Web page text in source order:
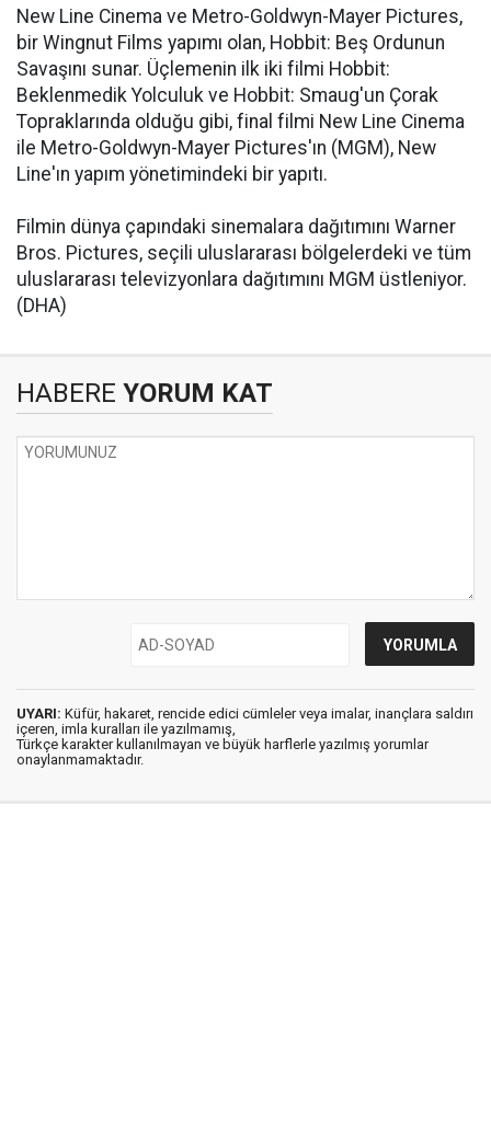
New Line Cinema ve Metro-Goldwyn-Mayer Pictures,
bir Wingnut Films yapımı olan, Hobbit: Beş Ordunun
Savaşını sunar. Üçlemenin ilk iki filmi Hobbit:
Beklenmedik Yolculuk ve Hobbit: Smaug'un Çorak
Topraklarında olduğu gibi, final filmi New Line Cinema
ile Metro-Goldwyn-Mayer Pictures'ın (MGM), New
Line'ın yapım yönetimindeki bir yapıtı.
Filmin dünya çapındaki sinemalara dağıtımını Warner
Bros. Pictures, seçili uluslararası bölgelerdeki ve tüm
uluslararası televizyonlara dağıtımını MGM üstleniyor.
(DHA)
HABERE YORUM KAT
UYARI: Küfür, hakaret, rencide edici cümleler veya imalar, inançlara saldırı
içeren, imla kuralları ile yazılmamış,
Türkçe karakter kullanılmayan ve büyük harflerle yazılmış yorumlar
onaylanmamaktadır.